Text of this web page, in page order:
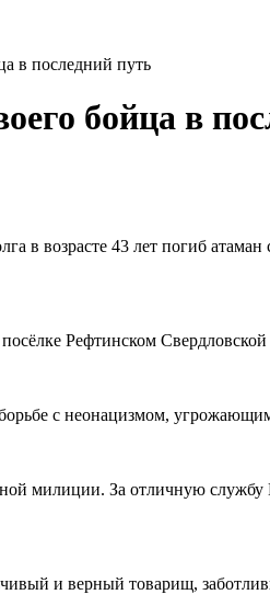
в последний путь
бойца в
возрасте 43 лет погиб
Рефтинском
с неонацизмом,
милиции. За отличную
и верный товарищ,